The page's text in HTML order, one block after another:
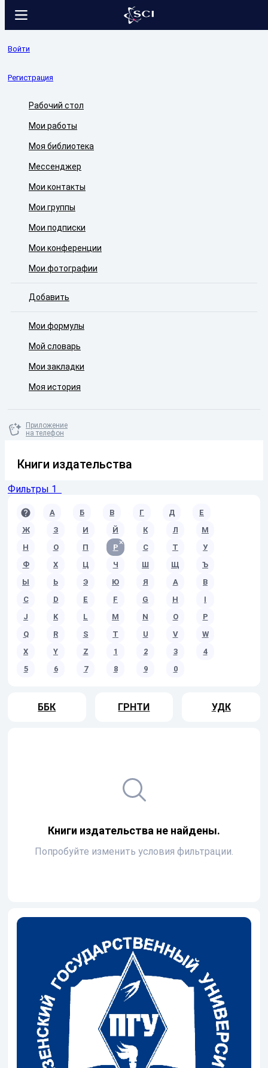
Войти
Регистрация
Рабочий стол
Мои работы
Моя библиотека
Мессенджер
Мои контакты
Мои группы
Мои подписки
Мои конференции
Мои фотографии
Добавить
Мои формулы
Мой словарь
Мои закладки
Моя история
Приложение
на телефон
Книги издательства
Фильтры 1
A А Б В Г Д
Е
Ж
З И Й К Л
М
Н
О П Р С Т
У
Ф
Х Ц Ч Ш Щ
Ъ
Ы
Ь Э Ю Я A
B
C
D E F G H
I
J
K L M N O
P
Q
R S T U V
W
X
Y Z 1 2 3
4
5
6 7 8 9 0
ББК ГРНТИ УДК
Книги издательства не найдены.
Попробуйте изменить условия фильтрации.